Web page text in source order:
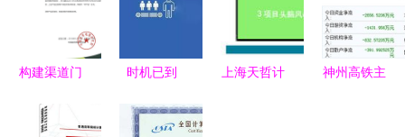
咨询的崛起
之路
机技术咨询
型
构建渠道门
字化生态
时机已到
军轿车市
上海天哲计
神州高铁主